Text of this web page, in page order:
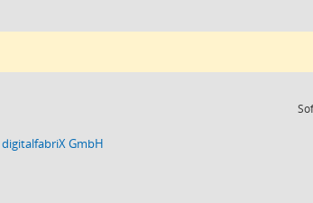
digitalfabriX GmbH